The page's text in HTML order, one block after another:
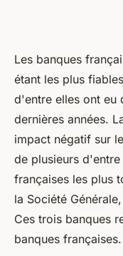
Les banques
étant les plus
d'entre elles ont eu
dernières années.
impact négatif sur
de plusieurs
françaises les plus
la Société
Ces trois banques
banques françaises.